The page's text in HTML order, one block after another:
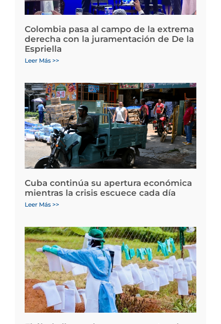
Colombia pasa al campo de la extrema
derecha con la juramentación de De la
Espriella
Leer Más >>
Cuba continúa su apertura económica
mientras la crisis escuece cada día
Leer Más >>